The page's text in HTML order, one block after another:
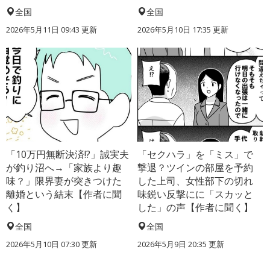
全国
2026年5月11日 09:43 更新
全国
2026年5月10日 17:35 更新
「10万円無断決済!?」誠実夫
が釣り沼へ→「家族より趣
味？」限界妻が突きつけた
離婚という結末【作者に聞
く】
全国
2026年5月10日 07:30 更新
「セクハラ」を「ミス」で
撃退？ツインの部屋を予約
した上司、女性部下の切れ
味鋭い反撃にに「スカッと
した」の声【作者に聞く】
全国
2026年5月9日 20:35 更新